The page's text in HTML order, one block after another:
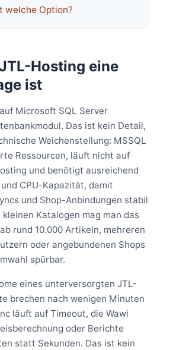
welche Option?
Hosting eine
ist
Microsoft SQL Server
Das ist kein Detail,
Weichenstellung: MSSQL
Ressourcen, läuft nicht auf
und benötigt ausreichend
CPU-Kapazität, damit
und Shop-Anbindungen stabil
Katalogen mag man das
rund 10.000 Artikeln, mehreren
oder angebundenen Shops
spürbar.
eines unterversorgten JTL-
brechen nach wenigen Minuten
läuft auf Timeout, die Wawi
oder Berichte
statt Sekunden. Das ist kein